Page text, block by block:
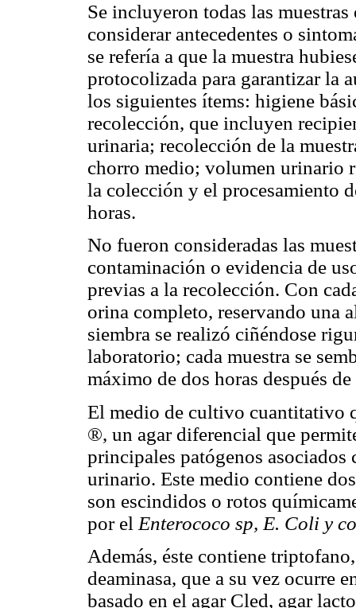
Se incluyeron todas las
considerar antecedentes o
se refería a que la muestra
protocolizada para garantizar la
los siguientes ítems: higiene
recolección, que incluyen
urinaria; recolección de la
chorro medio; volumen urinario
la colección y el procesamiento
horas.
No fueron consideradas las
contaminación o evidencia de
previas a la recolección. Con
orina completo, reservando una
siembra se realizó ciñéndose
laboratorio; cada muestra se
máximo de dos horas después
El medio de cultivo cuantitativo
®, un agar diferencial que
principales patógenos
urinario. Este medio contiene
son escindidos o rotos
por el Enterococo sp, E. Coli y
Además, éste contiene
deaminasa, que a su vez ocurre
basado en el agar Cled, agar